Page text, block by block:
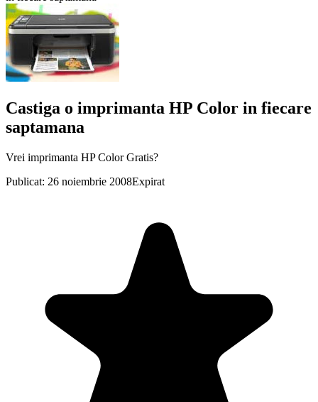
Castiga o imprimanta HP Color in fiecare
saptamana
Vrei imprimanta HP Color Gratis?
Publicat: 26 noiembrie 2008Expirat